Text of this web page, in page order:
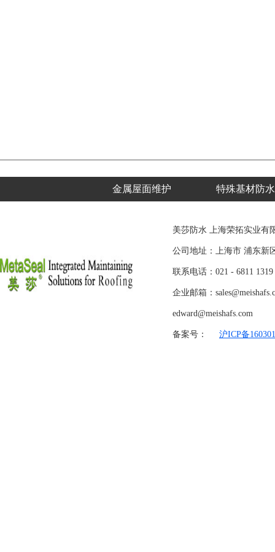
金属屋面维护 特殊基材防
美莎防水 上海荣拓实业有
公司地址：上海市 浦东新
联系电话：021 - 6811 1319
企业邮箱：
edward@meishafs.com
备案号： 沪ICP备